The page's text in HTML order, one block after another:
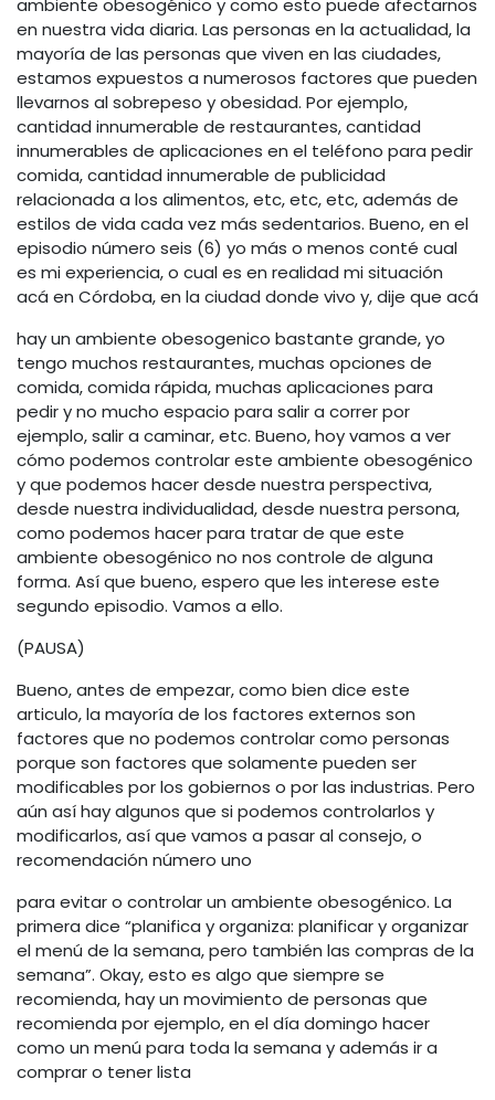
en nuestra vida diaria. Las personas en la actualidad, la
mayoría de las personas que viven en las ciudades,
estamos expuestos a numerosos factores que pueden
llevarnos al sobrepeso y obesidad. Por ejemplo,
cantidad innumerable de restaurantes, cantidad
innumerables de aplicaciones en el teléfono para pedir
comida, cantidad innumerable de publicidad
relacionada a los alimentos, etc, etc, etc, además de
estilos de vida cada vez más sedentarios. Bueno, en el
episodio número seis (6) yo más o menos conté cual
es mi experiencia, o cual es en realidad mi situación
acá en Córdoba, en la ciudad donde vivo y, dije que acá
hay un ambiente obesogenico bastante grande, yo
tengo muchos restaurantes, muchas opciones de
comida, comida rápida, muchas aplicaciones para
pedir y no mucho espacio para salir a correr por
ejemplo, salir a caminar, etc. Bueno, hoy vamos a ver
cómo podemos controlar este ambiente obesogénico
y que podemos hacer desde nuestra perspectiva,
desde nuestra individualidad, desde nuestra persona,
como podemos hacer para tratar de que este
ambiente obesogénico no nos controle de alguna
forma. Así que bueno, espero que les interese este
segundo episodio. Vamos a ello.
(PAUSA)
Bueno, antes de empezar, como bien dice este
articulo, la mayoría de los factores externos son
factores que no podemos controlar como personas
porque son factores que solamente pueden ser
modificables por los gobiernos o por las industrias. Pero
aún así hay algunos que si podemos controlarlos y
modificarlos, así que vamos a pasar al consejo, o
recomendación número uno
para evitar o controlar un ambiente obesogénico. La
primera dice “planifica y organiza: planificar y organizar
el menú de la semana, pero también las compras de la
semana”. Okay, esto es algo que siempre se
recomienda, hay un movimiento de personas que
recomienda por ejemplo, en el día domingo hacer
como un menú para toda la semana y además ir a
comprar o tener lista